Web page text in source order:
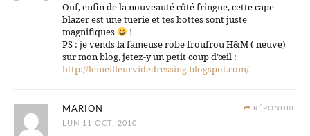
Ouf, enfin de la nouveauté côté fringue, cette cape
blazer est une tuerie et tes bottes sont juste
magnifiques
!
PS : je vends la fameuse robe froufrou H&M ( neuve)
sur mon blog, jetez-y un petit coup d’œil :
http://lemeilleurvidedressing.blogspot.com/
RÉPONDRE
MARION
LUN 11 OCT, 2010